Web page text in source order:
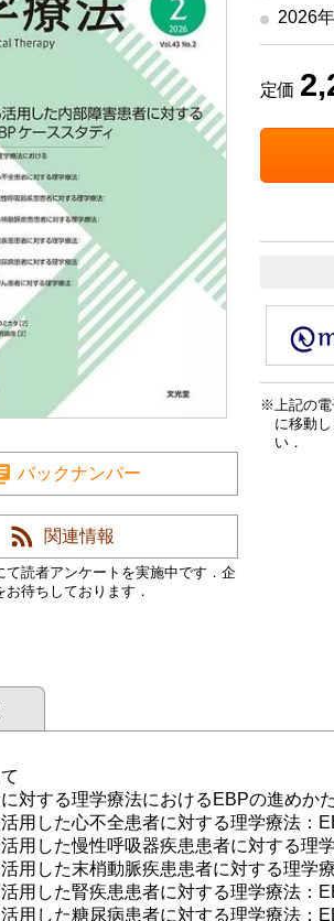
バックナンバー
関連情報
て読者アンケートを実施中です．企
待ちしております．
2026
定価
上記の
に移動
い．
対する理学療法におけるEBPの進め
用した心不全患者に対する理学療法
用した慢性呼吸器疾患患者に対する
用した末梢動脈疾患患者に対する理
用した腎疾患患者に対する理学療法
用した糖尿病患者に対する理学療法